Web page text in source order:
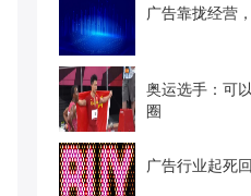
广告靠拢经营
奥运选手：可
圈
广告行业起死